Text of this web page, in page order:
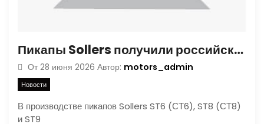
Пикапы Sollers получили российский оцинкованный металл
От 28 июня 2026 Автор: motors_admin
Новости
В производстве пикапов Sollers ST6 (СТ6), ST8 (СТ8)
и ST9